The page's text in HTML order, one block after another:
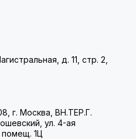
д. 11, стр. 2,
г. Москва, ВН.ТЕР.Г.
ул. 4-ая
помещ. 1Ц